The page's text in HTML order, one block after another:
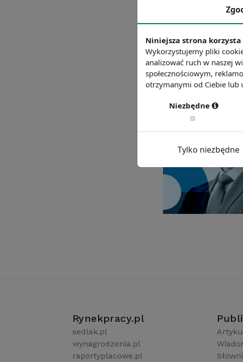
na czas
kosmetyczne itp.).
Źródło: https://
Chcesz wiedzieć
Rynekpracy.pl
sedlak.pl
wynagrodzenia.pl
raportyplacowe.pl
Niniejsza strona
Wykorzystujemy pliki
analizować ruch w naszej
społecznościowym,
otrzymanymi od Ciebie lub
Niezbędne
Tylko niezbędne